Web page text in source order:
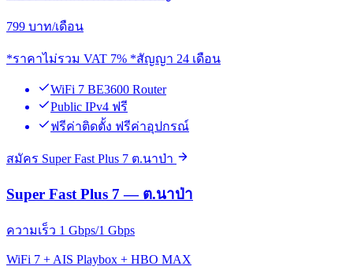
799 บาท/เดือน
*ราคาไม่รวม VAT 7% *สัญญา 24 เดือน
WiFi 7 BE3600 Router
Public IPv4 ฟรี
ฟรีค่าติดตั้ง ฟรีค่าอุปกรณ์
สมัคร Super Fast Plus 7 ต.นาป่า
Super Fast Plus 7 — ต.นาป่า
ความเร็ว 1 Gbps/1 Gbps
WiFi 7 + AIS Playbox + HBO MAX